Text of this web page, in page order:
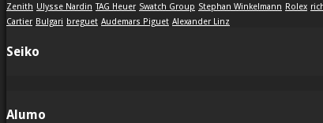
Zenith Ulysse Nardin TAG Heuer Swatch Group Stephan Winkelmann Rolex
Cartier Bulgari breguet Audemars Piguet Alexander Linz
Seiko
Alumo